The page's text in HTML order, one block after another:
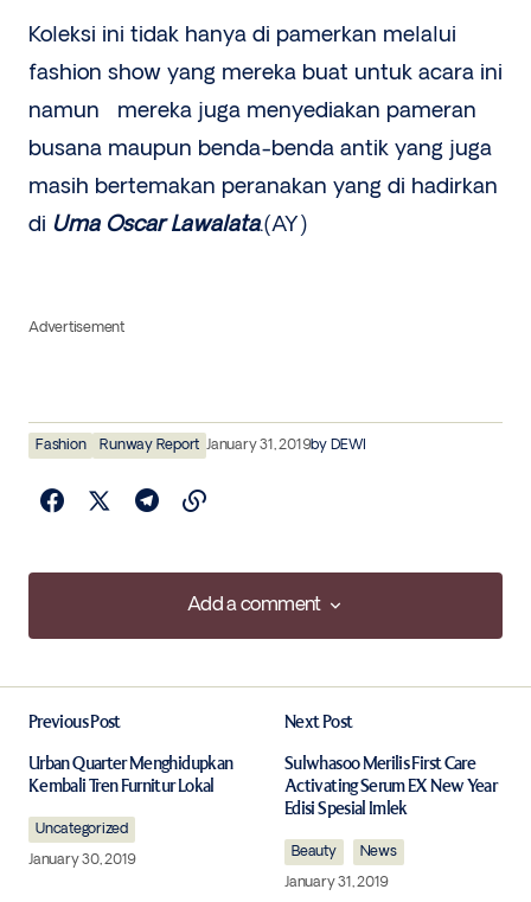
Koleksi ini tidak hanya di pamerkan melalui
fashion show yang mereka buat untuk acara ini
namun mereka juga menyediakan pameran
busana maupun benda-benda antik yang juga
masih bertemakan peranakan yang di hadirkan
di Uma Oscar Lawalata.(AY)
Advertisement
Fashion Runway Report January 31, 2019by DEWI
Add a comment
Add a comment
Required fields are marked*
Comment
Previous Post
Urban Quarter Menghidupkan
Kembali Tren Furnitur Lokal
Uncategorized
January 30, 2019
Next Post
Sulwhasoo Merilis First Care
Activating Serum EX New Year
Edisi Spesial Imlek
Beauty
News
January 31, 2019